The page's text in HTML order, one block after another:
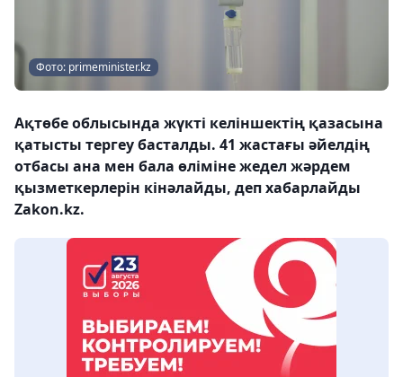
Фото: primeminister.kz
Ақтөбе облысында жүкті келіншектің қазасына
қатысты тергеу басталды. 41 жастағы әйелдің
отбасы ана мен бала өліміне жедел жәрдем
қызметкерлерін кінәлайды, деп хабарлайды
Zakon.kz.